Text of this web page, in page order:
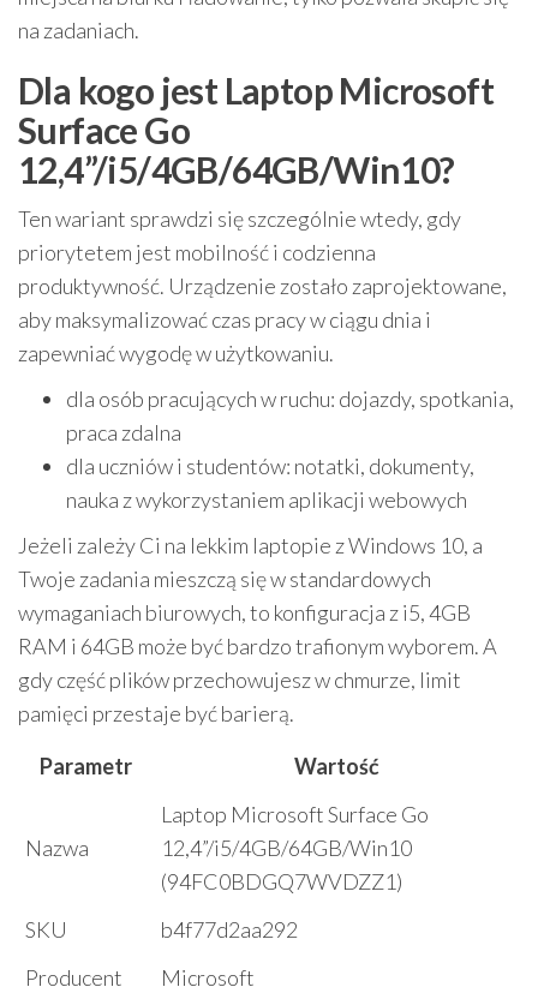
na zadaniach.
Dla kogo jest Laptop Microsoft
Surface Go
12,4”/i5/4GB/64GB/Win10?
Ten wariant sprawdzi się szczególnie wtedy, gdy
priorytetem jest mobilność i codzienna
produktywność. Urządzenie zostało zaprojektowane,
aby maksymalizować czas pracy w ciągu dnia i
zapewniać wygodę w użytkowaniu.
dla osób pracujących w ruchu: dojazdy, spotkania,
praca zdalna
dla uczniów i studentów: notatki, dokumenty,
nauka z wykorzystaniem aplikacji webowych
Jeżeli zależy Ci na lekkim laptopie z Windows 10, a
Twoje zadania mieszczą się w standardowych
wymaganiach biurowych, to konfiguracja z i5, 4GB
RAM i 64GB może być bardzo trafionym wyborem. A
gdy część plików przechowujesz w chmurze, limit
pamięci przestaje być barierą.
Parametr
Wartość
Nazwa
Laptop Microsoft Surface Go
12,4”/i5/4GB/64GB/Win10
(94FC0BDGQ7WVDZZ1)
SKU
b4f77d2aa292
Producent
Microsoft